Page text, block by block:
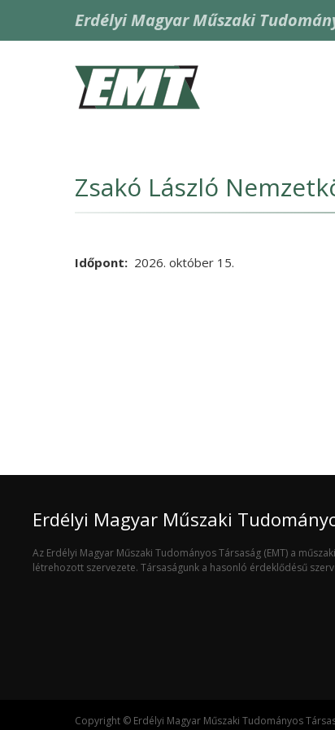
tartalomra
Erdélyi Magyar Műszaki
Fő
navigáció
Zsakó László
Időpont 2026. október 15.
Erdélyi Magyar Műszaki
Az Erdélyi Magyar Műszaki Tudományos Társaság (EMT) a
létrehozott szervezete. Társaságunk a hasonló érdeklődésű
Copyright © Erdélyi Magyar Műszaki Tudományos